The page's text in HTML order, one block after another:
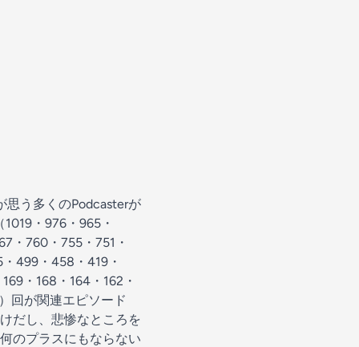
思う多くのPodcasterが
・976・965・
・760・755・751・
499・458・419・
・168・164・162・
回が関連エピソード
だし、悲惨なところを
のプラスにもならない